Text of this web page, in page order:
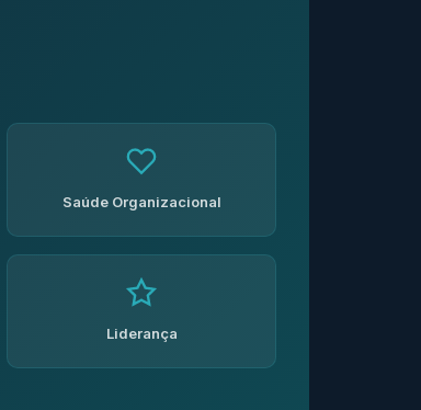
Saúde Organizacional
Liderança